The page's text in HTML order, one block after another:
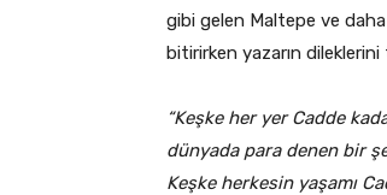
gibi gelen Maltepe ve daha
bitirirken yazarın dileklerini
“Keşke her yer Cadde
dünyada para denen bir
Keşke herkesin yaşamı